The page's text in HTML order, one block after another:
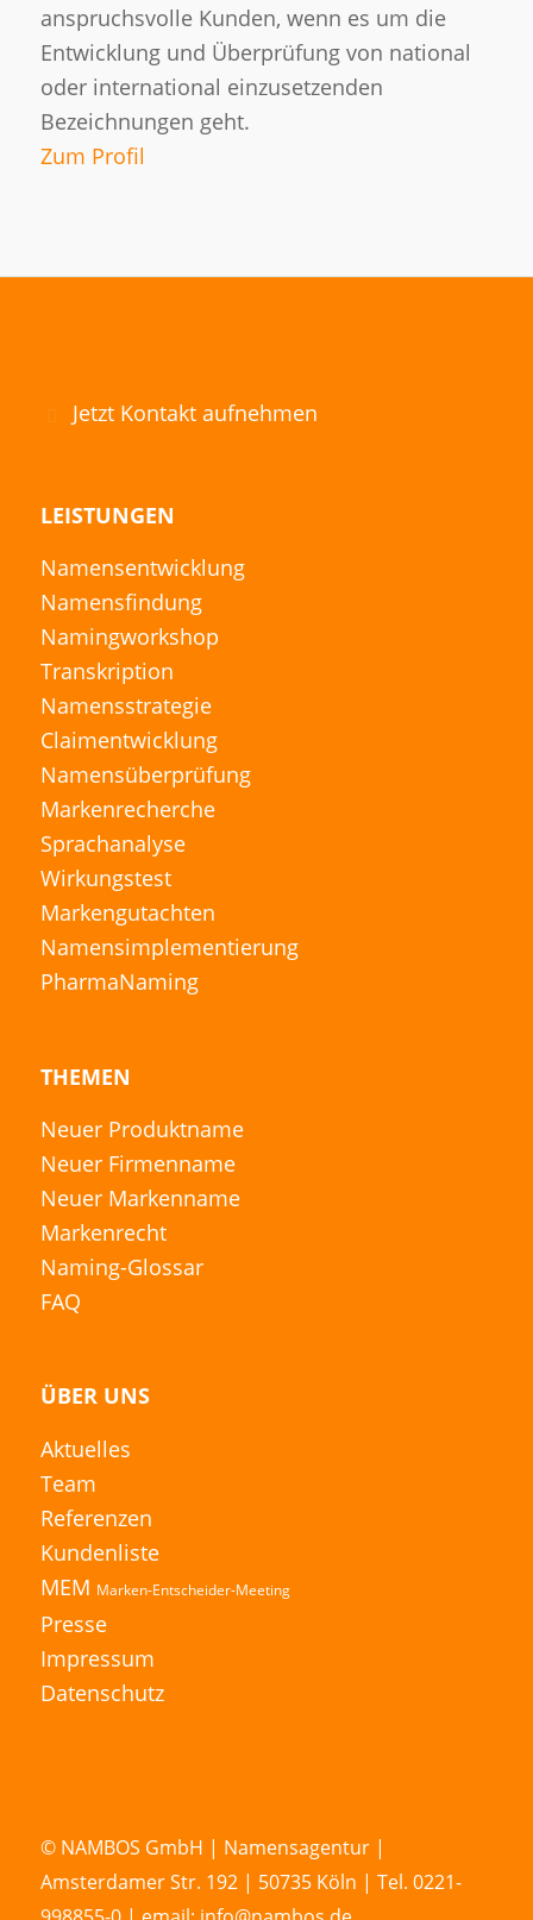
anspruchsvolle Kunden, wenn es um die
Entwicklung und Überprüfung von national
oder international einzusetzenden
Bezeichnungen geht.
Zum Profil
Jetzt Kontakt aufnehmen
LEISTUNGEN
Namensentwicklung
Namensfindung
Namingworkshop
Transkription
Namensstrategie
Claimentwicklung
Namensüberprüfung
Markenrecherche
Sprachanalyse
Wirkungstest
Markengutachten
Namensimplementierung
PharmaNaming
THEMEN
Neuer Produktname
Neuer Firmenname
Neuer Markenname
Markenrecht
Naming-Glossar
FAQ
ÜBER UNS
Aktuelles
Team
Referenzen
Kundenliste
MEM Marken-Entscheider-Meeting
Presse
Impressum
Datenschutz
© NAMBOS GmbH | Namensagentur |
Amsterdamer Str. 192 | 50735 Köln | Tel. 0221-